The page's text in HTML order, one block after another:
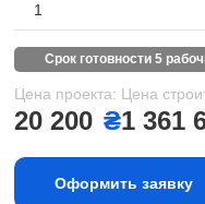
1
срок готовности 5
Цена проекта:
20 200 ₴
Цена
1 361
Оформить заявку